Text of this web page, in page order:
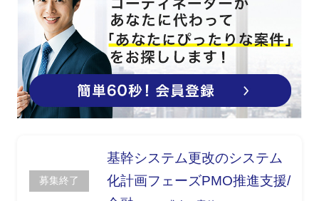
募集終了
基幹システム更改のシステム
化計画フェーズPMO推進支援/